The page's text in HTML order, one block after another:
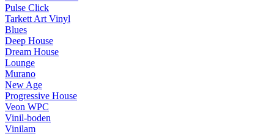
Pulse Click
Tarkett Art Vinyl
Blues
Deep House
Dream House
Lounge
Murano
New Age
Progressive House
Veon WPC
Vinil-boden
Vinilam